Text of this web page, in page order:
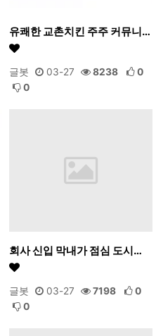
유쾌한 교촌치킨 주주 커뮤니…
글봇 03-27 8238
0
0
회사 신입 막내가 점심 도시…
글봇 03-27 7198
0
0